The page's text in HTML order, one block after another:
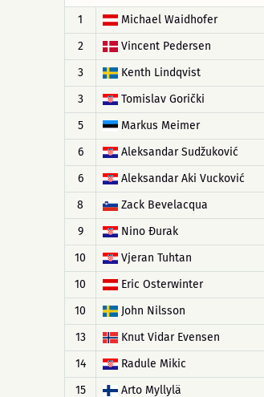
1
Michael Waidhofer
2
Vincent Pedersen
3
Kenth Lindqvist
3
Tomislav Gorički
5
Markus Meimer
6
Aleksandar Sudžuković
6
Aleksandar Aki Vucković
8
Zack Bevelacqua
9
Nino Đurak
10
Vjeran Tuhtan
10
Eric Osterwinter
10
John Nilsson
13
Knut Vidar Evensen
14
Radule Mikic
15
Arto Myllylä